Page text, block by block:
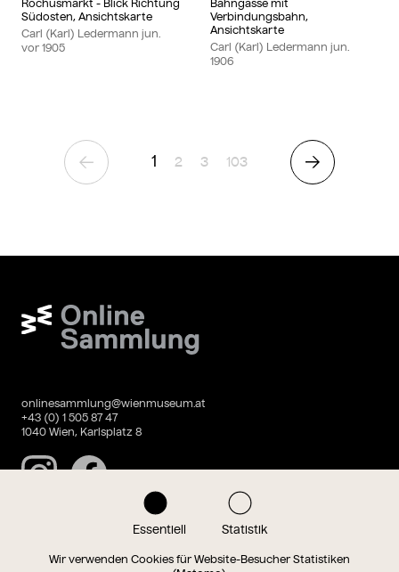
Essentiell Statistik
Wir verwenden Cookies für Website-Besucher Statistiken
Rochusmarkt - Blick Richtung
Südosten, Ansichtskarte
Carl (Karl) Ledermann jun.
vor 1905
Bahngasse mit
Verbindungsbahn,
Ansichtskarte
Carl (Karl) Ledermann jun.
1906
Vorherige Seite
1 Seite
2 Seite
3 Seite
103 Nächste
Wien Museum Online Sammlung
onlinesammlung@wienmuseum.at
+43 (0) 1 505 87 47
1040 Wien, Karlsplatz 8
InstagramFacebook